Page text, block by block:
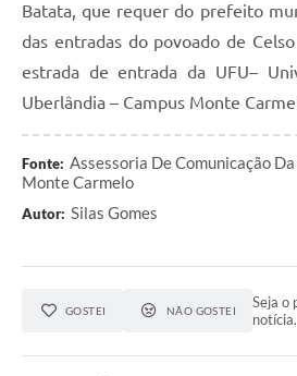
Batata, que requer do prefeito
das entradas do povoado de
estrada de entrada da UFU–
Uberlândia – Campus Monte
Fonte: Assessoria De Comunicação
Monte Carmelo
Autor: Silas Gomes
GOSTEI NÃO GOSTEI
Seja o
notícia.